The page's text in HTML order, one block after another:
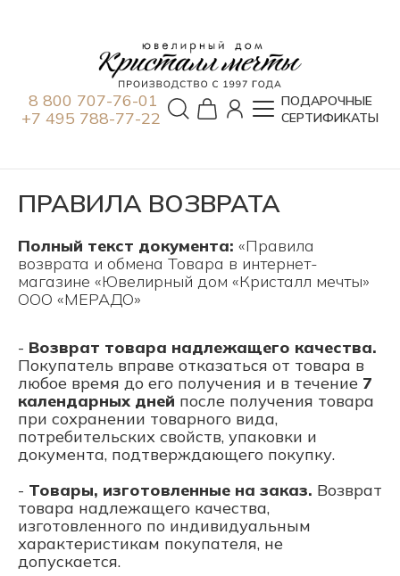
8 800 707-76-01
+7 495 788-77-22
ПОДАРОЧНЫЕ
СЕРТИФИКАТЫ
ПРАВИЛА ВОЗВРАТА
Полный текст документа: «Правила
возврата и обмена Товара в интернет-
магазине «Ювелирный дом «Кристалл мечты»
ООО «МЕРАДО»
- Возврат товара надлежащего качества.
Покупатель вправе отказаться от товара в
любое время до его получения и в течение 7
календарных дней после получения товара
при сохранении товарного вида,
потребительских свойств, упаковки и
документа, подтверждающего покупку.
- Товары, изготовленные на заказ. Возврат
товара надлежащего качества,
изготовленного по индивидуальным
характеристикам покупателя, не
допускается.